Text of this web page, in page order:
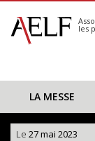
S'abonner
Calendrier
les
LA MESSE
Le 27 mai 2023